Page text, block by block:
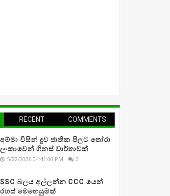
RECENT COMMENTS
අම්මා විසින් දුව ජාතික පිලට තෝරා
ලංකාවෙන් ගිනස් වාර්තාවක්
5/22/2026 04:41:00 PM 0
SSC බලය අල්ලන්න CCC යෙන්
රහස් මෙහෙයුමක්